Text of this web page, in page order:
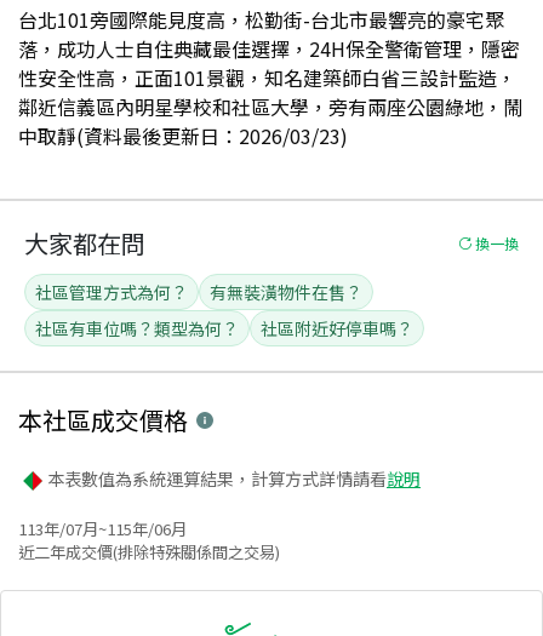
台北101旁國際能見度高，松勤街-台北市最響亮的豪宅聚
落，成功人士自住典藏最佳選擇，24H保全警衛管理，隱密
性安全性高，正面101景觀，知名建築師白省三設計監造，
鄰近信義區內明星學校和社區大學，旁有兩座公園綠地，鬧
中取靜(資料最後更新日：2026/03/23)
大家都在問 換一換
社區管理方式為何？
有無裝潢物件在售？
社區有車位嗎？類型為何？
社區附近好停車嗎？
本社區成交價格
本表數值為系統運算結果，計算方式詳情請看說明
113年/07月~115年/06月
近二年成交價(排除特殊關係間之交易)